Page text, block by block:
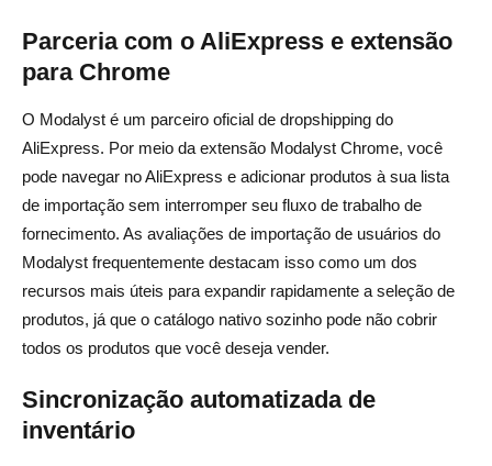
Parceria com o AliExpress e extensão
para Chrome
O Modalyst é um parceiro oficial de dropshipping do
AliExpress. Por meio da extensão Modalyst Chrome, você
pode navegar no AliExpress e adicionar produtos à sua lista
de importação sem interromper seu fluxo de trabalho de
fornecimento. As avaliações de importação de usuários do
Modalyst frequentemente destacam isso como um dos
recursos mais úteis para expandir rapidamente a seleção de
produtos, já que o catálogo nativo sozinho pode não cobrir
todos os produtos que você deseja vender.
Sincronização automatizada de
inventário